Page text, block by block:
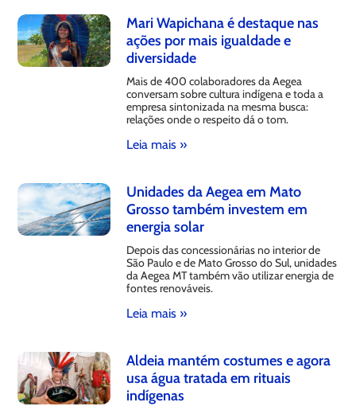
Mari Wapichana é destaque nas
ações por mais igualdade e
diversidade
Mais de 400 colaboradores da Aegea
conversam sobre cultura indígena e toda a
empresa sintonizada na mesma busca:
relações onde o respeito dá o tom.
Leia mais »
Unidades da Aegea em Mato
Grosso também investem em
energia solar
Depois das concessionárias no interior de
São Paulo e de Mato Grosso do Sul, unidades
da Aegea MT também vão utilizar energia de
fontes renováveis.
Leia mais »
Aldeia mantém costumes e agora
usa água tratada em rituais
indígenas